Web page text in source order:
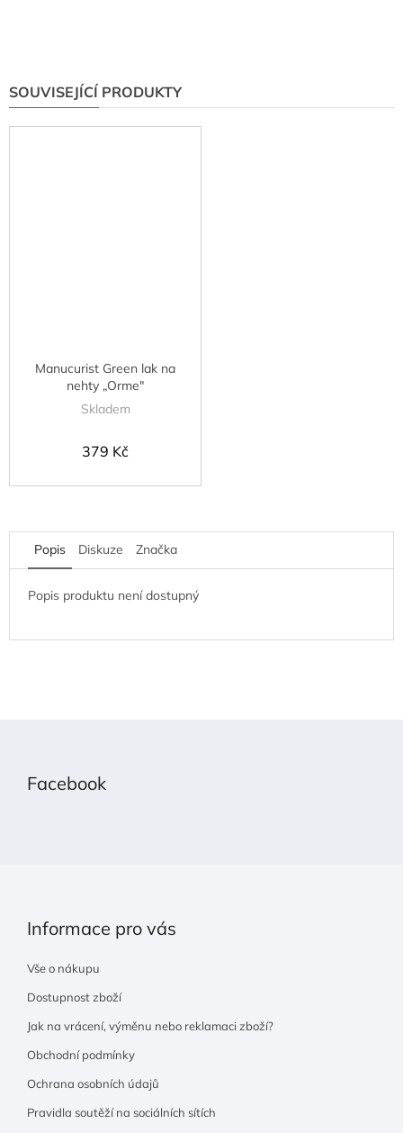
SOUVISEJÍCÍ PRODUKTY
Manucurist Green lak na
nehty „Orme"
Skladem
379 Kč
Popis Diskuze Značka
Popis produktu není dostupný
Facebook
Informace pro vás
Vše o nákupu
Dostupnost zboží
Jak na vrácení, výměnu nebo reklamaci zboží?
Obchodní podmínky
Ochrana osobních údajů
Pravidla soutěží na sociálních sítích